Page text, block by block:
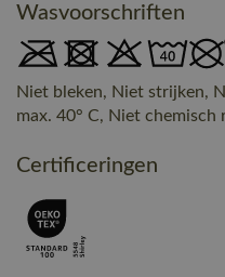
Wasvoorschriften
Niet bleken, Niet strijken,
max. 40° C, Niet chemisch
Certificeringen